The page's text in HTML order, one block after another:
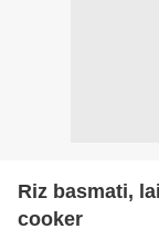
Riz basmati,
cooker